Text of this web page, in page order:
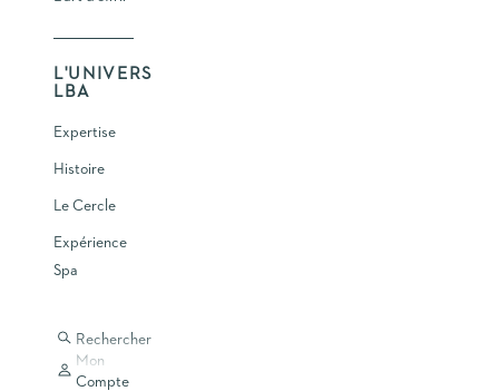
L'UNIVERS
LBA
Expertise
Histoire
Le Cercle
Expérience
Spa
Rechercher
Mon
Compte
Prix de vente
390,00 €